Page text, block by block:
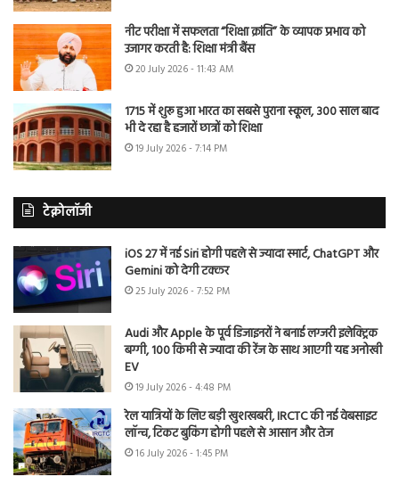
नीट परीक्षा में सफलता “शिक्षा क्रांति” के व्यापक प्रभाव को
उजागर करती है: शिक्षा मंत्री बैंस
20 July 2026 - 11:43 AM
1715 में शुरू हुआ भारत का सबसे पुराना स्कूल, 300 साल बाद
भी दे रहा है हजारों छात्रों को शिक्षा
19 July 2026 - 7:14 PM
टेक्नोलॉजी
iOS 27 में नई Siri होगी पहले से ज्यादा स्मार्ट, ChatGPT और
Gemini को देगी टक्कर
25 July 2026 - 7:52 PM
Audi और Apple के पूर्व डिजाइनरों ने बनाई लग्जरी इलेक्ट्रिक
बग्गी, 100 किमी से ज्यादा की रेंज के साथ आएगी यह अनोखी
EV
19 July 2026 - 4:48 PM
रेल यात्रियों के लिए बड़ी खुशखबरी, IRCTC की नई वेबसाइट
लॉन्च, टिकट बुकिंग होगी पहले से आसान और तेज
16 July 2026 - 1:45 PM